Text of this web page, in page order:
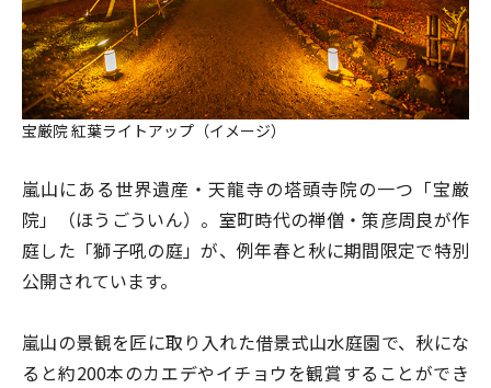
宝厳院 紅葉ライトアップ（イメージ）
嵐山にある世界遺産・天龍寺の塔頭寺院の一つ「宝厳
院」（ほうごういん）。室町時代の禅僧・策彦周良が作
庭した「獅子吼の庭」が、例年春と秋に期間限定で特別
公開されています。
嵐山の景観を匠に取り入れた借景式山水庭園で、秋にな
ると約200本のカエデやイチョウを観賞することができ